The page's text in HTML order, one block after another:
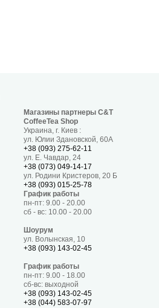
Магазины партнеры C&T
CoffeeTea Shop
Украина, г. Киев :
ул. Юлии Здановской, 60А
+38 (093) 275-62-11
ул. Е. Чавдар, 24
+38 (073) 049-14-17
ул. Родини Кристеров, 20 Б
+38 (093) 015-25-78
График работы
пн-пт: 9.00 - 20.00
сб - вс: 10.00 - 20.00
Шоурум
ул. Волынская, 10
+38 (093) 143-02-45
График работы
пн-пт: 9.00 - 18.00
сб-вс: выходной
+38 (093) 143-02-45
+38 (044) 583-07-97